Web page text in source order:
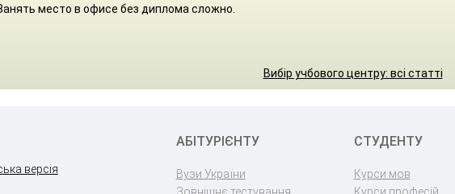
место в офисе без диплома сложно.
Вибір учбового центру: всі статті
версія
АБІТУРІЄНТУ
Вузи України
СТУДЕНТУ
Курси мов